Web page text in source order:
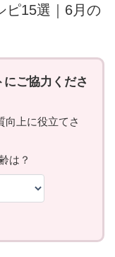
ピ15選｜6月の